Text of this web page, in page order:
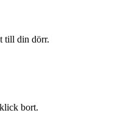
till din dörr.
bort.